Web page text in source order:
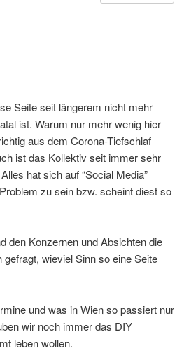
Seite seit längerem nicht mehr
ist. Warum nur mehr wenig hier
aus dem Corona-Tiefschlaf
ist das Kollektiv seit immer sehr
hat sich auf “Social Media”
zu sein bzw. scheint diest so
den Konzernen und Absichten die
wieviel Sinn so eine Seite
und was in Wien so passiert nur
wir noch immer das DIY
leben wollen.